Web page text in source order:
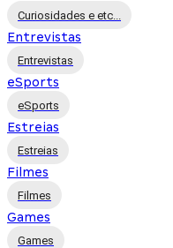
Curiosidades e etc...
Entrevistas
Entrevistas
eSports
eSports
Estreias
Estreias
Filmes
Filmes
Games
Games